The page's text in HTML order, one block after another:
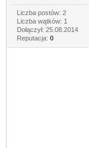
Liczba postów: 2
Liczba wątków: 1
Dołączył: 25.08.2014
Reputacja: 0